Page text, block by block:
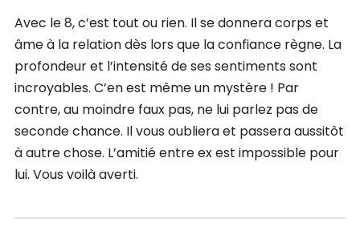
Avec le 8, c’est tout ou rien. Il se donnera corps et
âme à la relation dès lors que la confiance règne. La
profondeur et l’intensité de ses sentiments sont
incroyables. C’en est même un mystère ! Par
contre, au moindre faux pas, ne lui parlez pas de
seconde chance. Il vous oubliera et passera aussitôt
à autre chose. L’amitié entre ex est impossible pour
lui. Vous voilà averti.